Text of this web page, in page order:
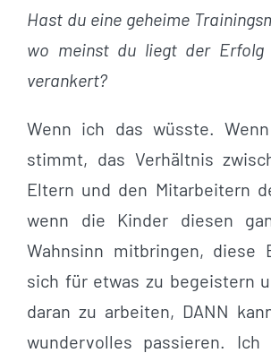
Hast du eine geheime
wo meinst du liegt der Erfolg
verankert?
Wenn ich das wüsste.
stimmt, das Verhältnis
Eltern und den Mitarbeitern
wenn die Kinder diesen
Wahnsinn mitbringen, diese
sich für etwas zu begeistern
daran zu arbeiten, DANN
wundervolles passieren. Ich